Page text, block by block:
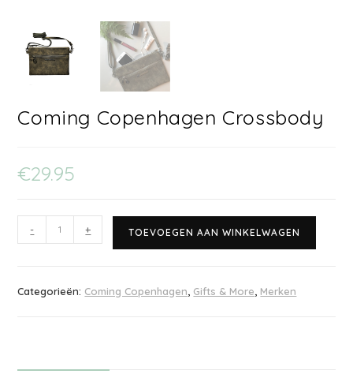
Coming Copenhagen Crossbody
€29.95
- + TOEVOEGEN AAN WINKELWAGEN
Categorieën: Coming Copenhagen Gifts & More Merken